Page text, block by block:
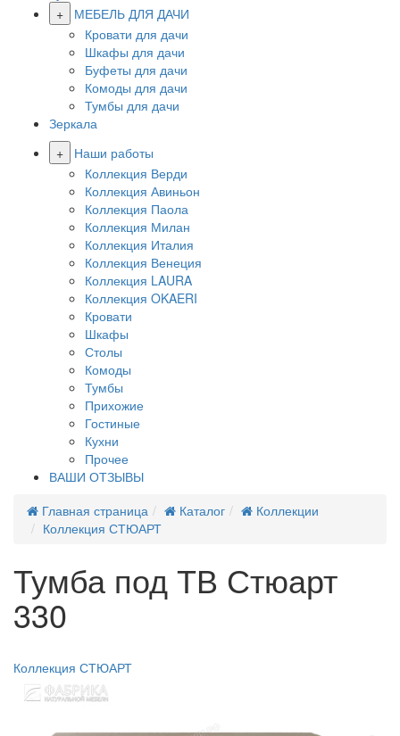
+
МЕБЕЛЬ ДЛЯ ДАЧИ
Кровати для дачи
Шкафы для дачи
Буфеты для дачи
Комоды для дачи
Тумбы для дачи
Зеркала
+
Наши работы
Коллекция Верди
Коллекция Авиньон
Коллекция Паола
Коллекция Милан
Коллекция Италия
Коллекция Венеция
Коллекция LAURA
Коллекция OKAERI
Кровати
Шкафы
Столы
Комоды
Тумбы
Прихожие
Гостиные
Кухни
Прочее
ВАШИ ОТЗЫВЫ
Главная страница
Каталог
Коллекции
Коллекция СТЮАРТ
Тумба под ТВ Стюарт
330
Коллекция СТЮАРТ